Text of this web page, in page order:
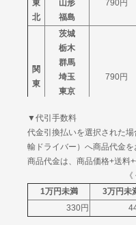
州
熊本
大分
宮崎
鹿児島
沖縄
東
北
山形
福島
790円
関
東
茨城
栃木
群馬
埼玉
東京
山梨
790円
信
越
新潟
長野
790円
富山
石川
福井
790円
岐阜
▼代引手数料
代金引換払いを選択された
輸ドライバー）へ商品代金を
商品代金は、商品価格+送料
1万円未満
3万円未
330円